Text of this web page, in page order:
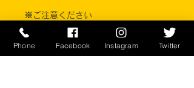
※ご注意ください
製造年度や製造メーカーにより若干の
寸法違いや、ももポケットの長さの違
Phone Facebook Instagram Twitter